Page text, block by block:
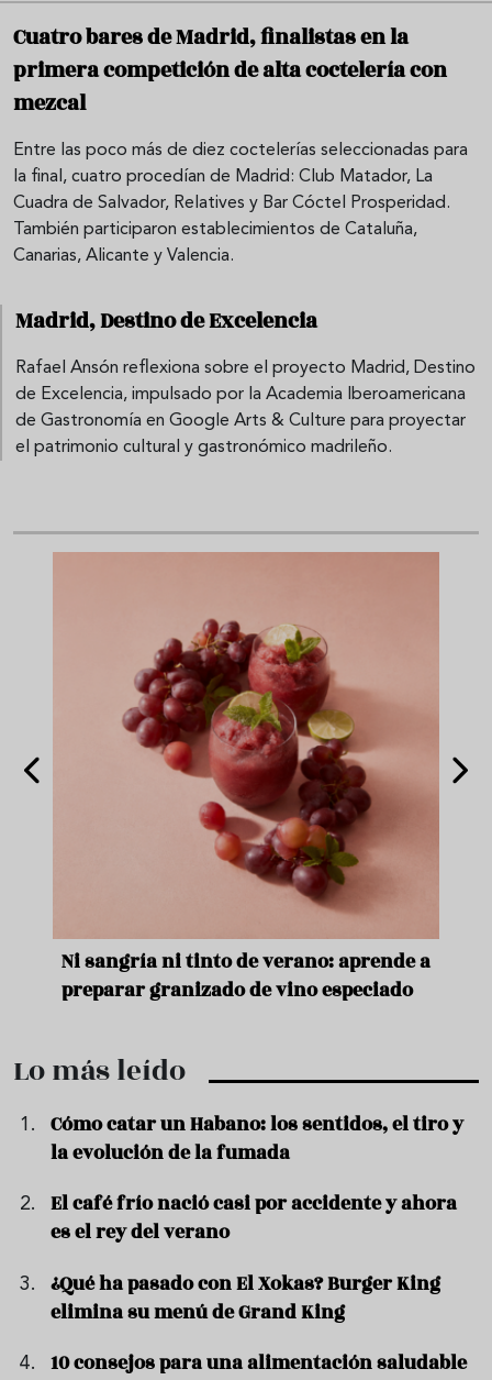
Cuatro bares de Madrid, finalistas en la
primera competición de alta coctelería con
mezcal
Entre las poco más de diez coctelerías seleccionadas para
la final, cuatro procedían de Madrid: Club Matador, La
Cuadra de Salvador, Relatives y Bar Cóctel Prosperidad.
También participaron establecimientos de Cataluña,
Canarias, Alicante y Valencia.
Madrid, Destino de Excelencia
Rafael Ansón reflexiona sobre el proyecto Madrid, Destino
de Excelencia, impulsado por la Academia Iberoamericana
de Gastronomía en Google Arts & Culture para proyectar
el patrimonio cultural y gastronómico madrileño.
Ni sangría ni tinto de verano: aprende a
preparar granizado de vino especiado
Lo más leído
Cómo catar un Habano: los sentidos, el tiro y
la evolución de la fumada
El café frío nació casi por accidente y ahora
es el rey del verano
¿Qué ha pasado con El Xokas? Burger King
elimina su menú de Grand King
10 consejos para una alimentación saludable